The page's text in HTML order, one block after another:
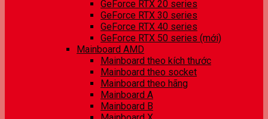
GeForce RTX 20 series
GeForce RTX 30 series
GeForce RTX 40 series
GeForce RTX 50 series (mới)
Mainboard AMD
Mainboard theo kích thước
Mainboard theo socket
Mainboard theo hãng
Mainboard A
Mainboard B